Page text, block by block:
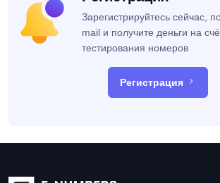
Зарегистрируйтесь сейчас,
mail и получите деньги на
тестирования номеров
Регистрация